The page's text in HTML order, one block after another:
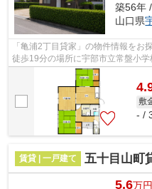
築56年
山口県
「亀浦2丁目貸家」の物件情報をお
徒歩19分の場所に宇部市立常盤小
の電気代も安く抑えられる通風良好
敷
- /
賃貸 | 一戸建て 五十目山町
5.6万円